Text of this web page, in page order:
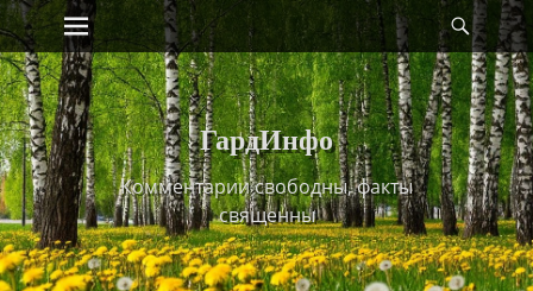
Skip
to
content
Primary Menu
ГардИнфо
Комментарии свободны, факты
священны